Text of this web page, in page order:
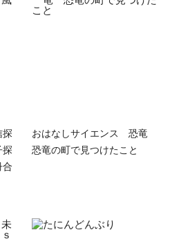
おはなしサイエンス 恐竜
恐竜の町で見つけたこと